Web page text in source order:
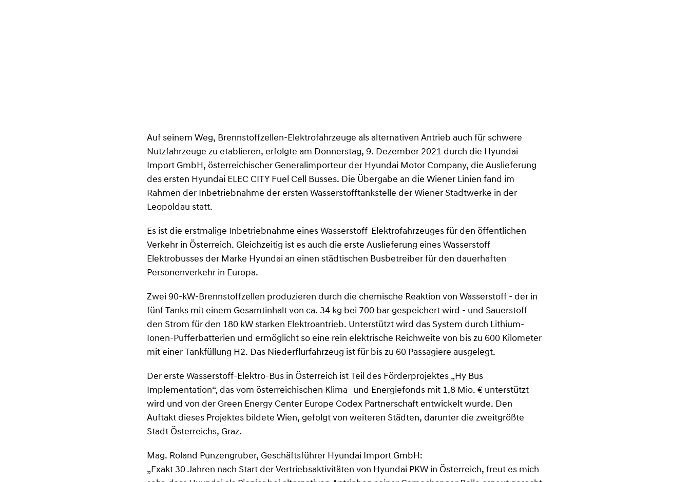
Auf seinem Weg, Brennstoffzellen-Elektrofahrzeuge als alternativen Antrieb auch für schwere
Nutzfahrzeuge zu etablieren, erfolgte am Donnerstag, 9. Dezember 2021 durch die Hyundai
Import GmbH, österreichischer Generalimporteur der Hyundai Motor Company, die Auslieferung
des ersten Hyundai ELEC CITY Fuel Cell Busses. Die Übergabe an die Wiener Linien fand im
Rahmen der Inbetriebnahme der ersten Wasserstofftankstelle der Wiener Stadtwerke in der
Leopoldau statt.
Es ist die erstmalige Inbetriebnahme eines Wasserstoff-Elektrofahrzeuges für den öffentlichen
Verkehr in Österreich. Gleichzeitig ist es auch die erste Auslieferung eines Wasserstoff
Elektrobusses der Marke Hyundai an einen städtischen Busbetreiber für den dauerhaften
Personenverkehr in Europa.
Zwei 90-kW-Brennstoffzellen produzieren durch die chemische Reaktion von Wasserstoff - der in
fünf Tanks mit einem Gesamtinhalt von ca. 34 kg bei 700 bar gespeichert wird - und Sauerstoff
den Strom für den 180 kW starken Elektroantrieb. Unterstützt wird das System durch Lithium-
Ionen-Pufferbatterien und ermöglicht so eine rein elektrische Reichweite von bis zu 600 Kilometer
mit einer Tankfüllung H2. Das Niederflurfahrzeug ist für bis zu 60 Passagiere ausgelegt.
Der erste Wasserstoff-Elektro-Bus in Österreich ist Teil des Förderprojektes „Hy Bus
Implementation“, das vom österreichischen Klima- und Energiefonds mit 1,8 Mio. € unterstützt
wird und von der Green Energy Center Europe Codex Partnerschaft entwickelt wurde. Den
Auftakt dieses Projektes bildete Wien, gefolgt von weiteren Städten, darunter die zweitgrößte
Stadt Österreichs, Graz.
Mag. Roland Punzengruber, Geschäftsführer Hyundai Import GmbH:
„Exakt 30 Jahren nach Start der Vertriebsaktivitäten von Hyundai PKW in Österreich, freut es mich